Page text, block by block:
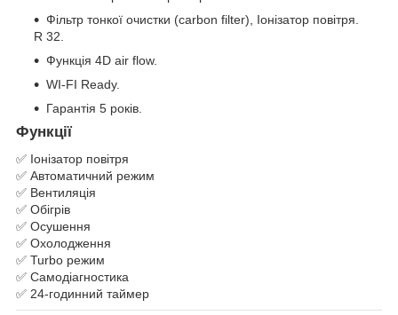
Фільтр тонкої очистки (carbon filter), Іонізатор повітря.
R 32.
Функція 4D air flow.
WI-FI Ready.
Гарантія 5 років.
Функції
✅ Іонізатор повітря
✅ Автоматичний режим
✅ Вентиляція
✅ Обігрів
✅ Осушення
✅ Охолодження
✅ Turbo режим
✅ Самодіагностика
✅ 24-годинний таймер